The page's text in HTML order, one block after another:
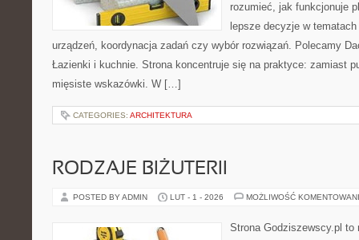
rozumieć, jak funkcjonuje
lepsze decyzje w
urządzeń, koordynacja zadań czy wybór rozwiązań. Polecamy
Łazienki i kuchnie. Strona koncentruje się na praktyce: zamiast
mięsiste wskazówki. W […]
CATEGORIES: ARCHITEKTURA
RODZAJE BIŻUTERII
POSTED BY ADMIN LUT - 1 - 2026 MOŻLIWOŚĆ
Strona Godziszewscy.pl